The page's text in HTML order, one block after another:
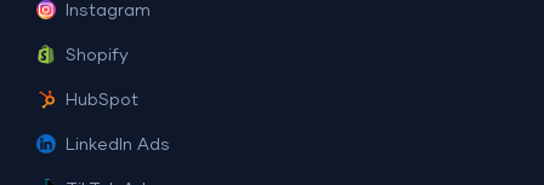
Instagram
Shopify
HubSpot
LinkedIn Ads